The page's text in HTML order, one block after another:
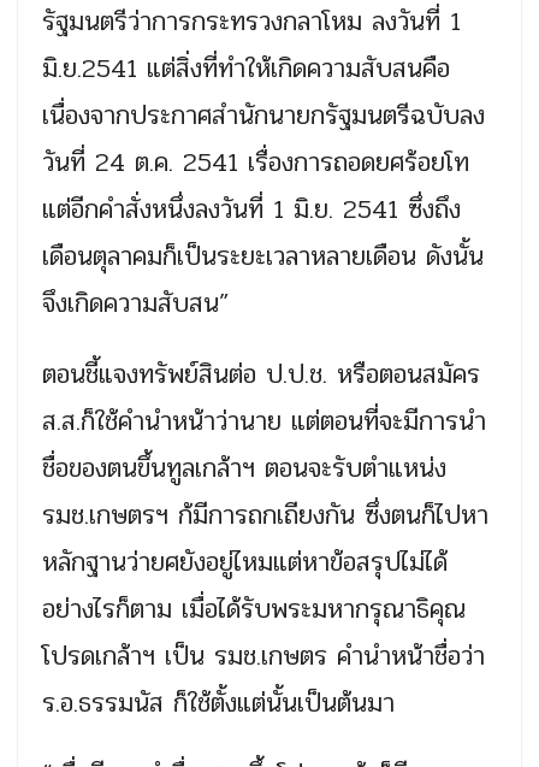
รัฐมนตรีว่าการกระทรวงกลาโหม ลงวันที่ 1
มิ.ย.2541 แต่สิ่งที่ทำให้เกิดความสับสนคือ
เนื่องจากประกาศสำนักนายกรัฐมนตรีฉบับลง
วันที่ 24 ต.ค. 2541 เรื่องการถอดยศร้อยโท
แต่อีกคำสั่งหนึ่งลงวันที่ 1 มิ.ย. 2541 ซึ่งถึง
เดือนตุลาคมก็เป็นระยะเวลาหลายเดือน ดังนั้น
จึงเกิดความสับสน”
ตอนชี้แจงทรัพย์สินต่อ ป.ป.ช. หรือตอนสมัคร
ส.ส.ก็ใช้คำนำหน้าว่านาย แต่ตอนที่จะมีการนำ
ชื่อของตนขึ้นทูลเกล้าฯ ตอนจะรับตำแหน่ง
รมช.เกษตรฯ ก้มีการถกเถียงกัน ซึ่งตนก็ไปหา
หลักฐานว่ายศยังอยู่ไหมแต่หาข้อสรุปไม่ได้
อย่างไรก็ตาม เมื่อได้รับพระมหากรุณาธิคุณ
โปรดเกล้าฯ เป็น รมช.เกษตร คำนำหน้าชื่อว่า
ร.อ.ธรรมนัส ก็ใช้ตั้งแต่นั้นเป็นต้นมา